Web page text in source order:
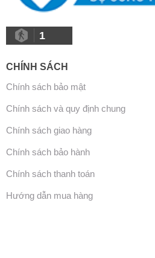
1
CHÍNH SÁCH
Chính sách bảo mật
Chính sách và quy định chung
Chính sách giao hàng
Chính sách bảo hành
Chính sách thanh toán
Hướng dẫn mua hàng